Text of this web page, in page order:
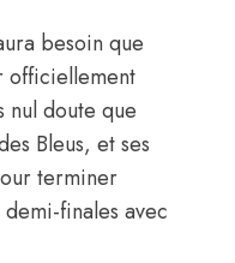
besoin que
officiellement
doute que
Bleus, et ses
terminer
finales avec